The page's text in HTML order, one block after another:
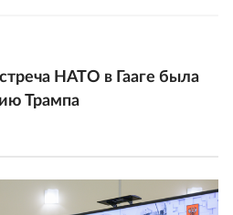
НАТО в Гааге была
Трампа